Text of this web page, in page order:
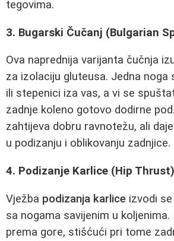
tegovima.
3. Bugarski Čučanj (Bulgarian
Ova naprednija varijanta čučnja
za izolaciju gluteusa. Jedna noga
ili stepenici iza vas, a vi se
zadnje koleno gotovo dodirne
zahtijeva dobru ravnotežu, ali
u podizanju i oblikovanju zadnjice.
4. Podizanje Karlice (Hip Thrust)
Vježba podizanja karlice izvodi
sa nogama savijenim u
prema gore, stišćući pri tome